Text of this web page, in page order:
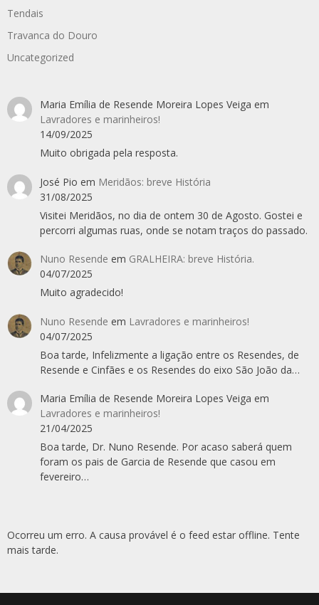
Tendais
Travanca do Douro
Uncategorized
Maria Emília de Resende Moreira Lopes Veiga em
Lavradores e marinheiros!
14/09/2025
Muito obrigada pela resposta.
José Pio em Meridãos: breve História
31/08/2025
Visitei Meridãos, no dia de ontem 30 de Agosto. Gostei e
percorri algumas ruas, onde se notam traços do passado.
Nuno Resende em GRALHEIRA: breve História.
04/07/2025
Muito agradecido!
Nuno Resende em Lavradores e marinheiros!
04/07/2025
Boa tarde, Infelizmente a ligação entre os Resendes, de
Resende e Cinfães e os Resendes do eixo São João da…
Maria Emília de Resende Moreira Lopes Veiga em
Lavradores e marinheiros!
21/04/2025
Boa tarde, Dr. Nuno Resende. Por acaso saberá quem
foram os pais de Garcia de Resende que casou em
fevereiro…
Ocorreu um erro. A causa provável é o feed estar offline. Tente
mais tarde.